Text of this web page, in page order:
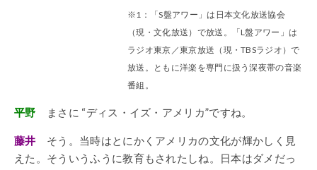
※1：「S盤アワー」は日本文化放送協会
（現・文化放送）で放送。「L盤アワー」は
ラジオ東京／東京放送（現・TBSラジオ）で
放送。ともに洋楽を専門に扱う深夜帯の音楽
番組。
平野 まさに “ディス・イズ・アメリカ”ですね。
藤井 そう。当時はとにかくアメリカの文化が輝かしく見
えた。そういうふうに教育もされたしね。日本はダメだっ